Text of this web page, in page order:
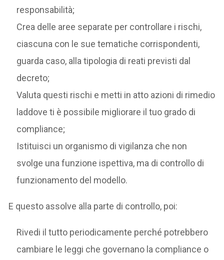
responsabilità;
Crea delle aree separate per controllare i rischi,
ciascuna con le sue tematiche corrispondenti,
guarda caso, alla tipologia di reati previsti dal
decreto;
Valuta questi rischi e metti in atto azioni di rimedio
laddove ti è possibile migliorare il tuo grado di
compliance;
Istituisci un organismo di vigilanza che non
svolge una funzione ispettiva, ma di controllo di
funzionamento del modello.
E questo assolve alla parte di controllo, poi:
Rivedi il tutto periodicamente perché potrebbero
cambiare le leggi che governano la compliance o